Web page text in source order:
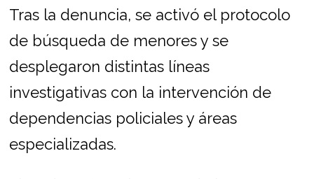
Tras la denuncia, se activó el protocolo
de búsqueda de menores y se
desplegaron distintas líneas
investigativas con la intervención de
dependencias policiales y áreas
especializadas.